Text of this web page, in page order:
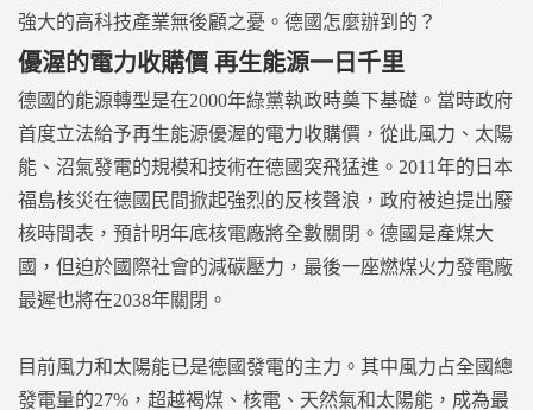
強大的高科技產業無後顧之憂。德國怎麼辦到的？
優渥的電力收購價 再生能源一日千里
德國的能源轉型是在2000年綠黨執政時奠下基礎。當時政府
首度立法給予再生能源優渥的電力收購價，從此風力、太陽
能、沼氣發電的規模和技術在德國突飛猛進。2011年的日本
福島核災在德國民間掀起強烈的反核聲浪，政府被迫提出廢
核時間表，預計明年底核電廠將全數關閉。德國是產煤大
國，但迫於國際社會的減碳壓力，最後一座燃煤火力發電廠
最遲也將在2038年關閉。
目前風力和太陽能已是德國發電的主力。其中風力占全國總
發電量的27%，超越褐煤、核電、天然氣和太陽能，成為最